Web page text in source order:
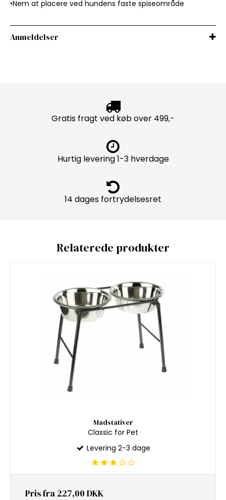
•Nem at placere ved hundens faste spiseområde
Anmeldelser
Gratis fragt ved køb over 499,-
Hurtig levering 1-3 hverdage
14 dages fortrydelsesret
Relaterede produkter
Madstativer
Classic for Pet
Levering 2-3 dage
Pris fra 227,00 DKK